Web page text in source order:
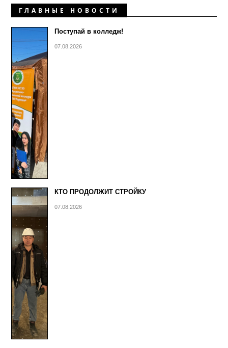
ГЛАВНЫЕ НОВОСТИ
Поступай в колледж!
07.08.2026
КТО ПРОДОЛЖИТ СТРОЙКУ
07.08.2026